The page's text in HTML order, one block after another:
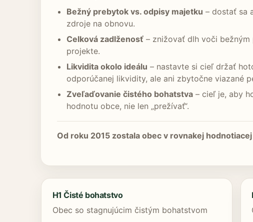
Bežný prebytok vs. odpisy majetku – dostať sa
zdroje na obnovu.
Celková zadlženosť – znižovať dlh voči bežným
projekte.
Likvidita okolo ideálu – nastavte si cieľ držať
odporúčanej likvidity, ale ani zbytočne viazané
Zveľaďovanie čistého bohatstva – cieľ je, aby
hodnotu obce, nie len „prežívať“.
Od roku 2015 zostala obec v rovnakej
H1 Čisté bohatstvo
Obec so stagnujúcim čistým bohatstvom